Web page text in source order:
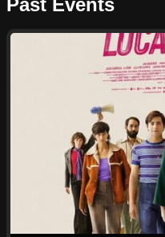
Past Events